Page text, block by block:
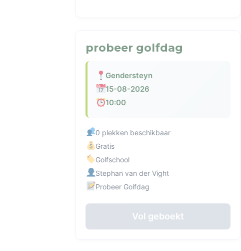
probeer golfdag
Gendersteyn
15-08-2026
10:00
0 plekken beschikbaar
Gratis
Golfschool
Stephan van der Vight
Probeer Golfdag
Vol geboekt